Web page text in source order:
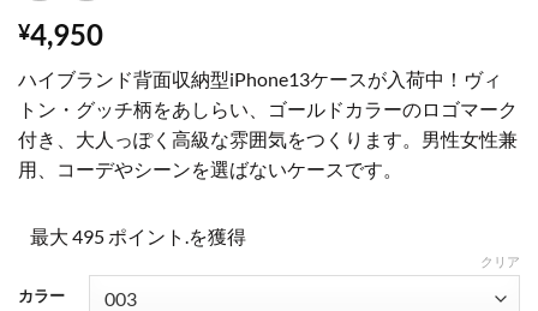
¥4,950
ハイブランド背面収納型iPhone13ケースが入荷中！ヴィ
トン・グッチ柄をあしらい、ゴールドカラーのロゴマーク
付き、大人っぽく高級な雰囲気をつくります。男性女性兼
用、コーデやシーンを選ばないケースです。
最大 495 ポイント.を獲得
カラー
クリア